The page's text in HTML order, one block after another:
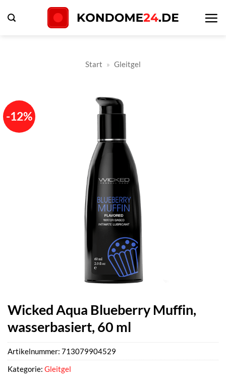
Inhalt
Start » Gleitgel
-12%
Wicked Aqua Blueberry Muffin,
wasserbasiert, 60 ml
Artikelnummer: 713079904529
Kategorie: Gleitgel